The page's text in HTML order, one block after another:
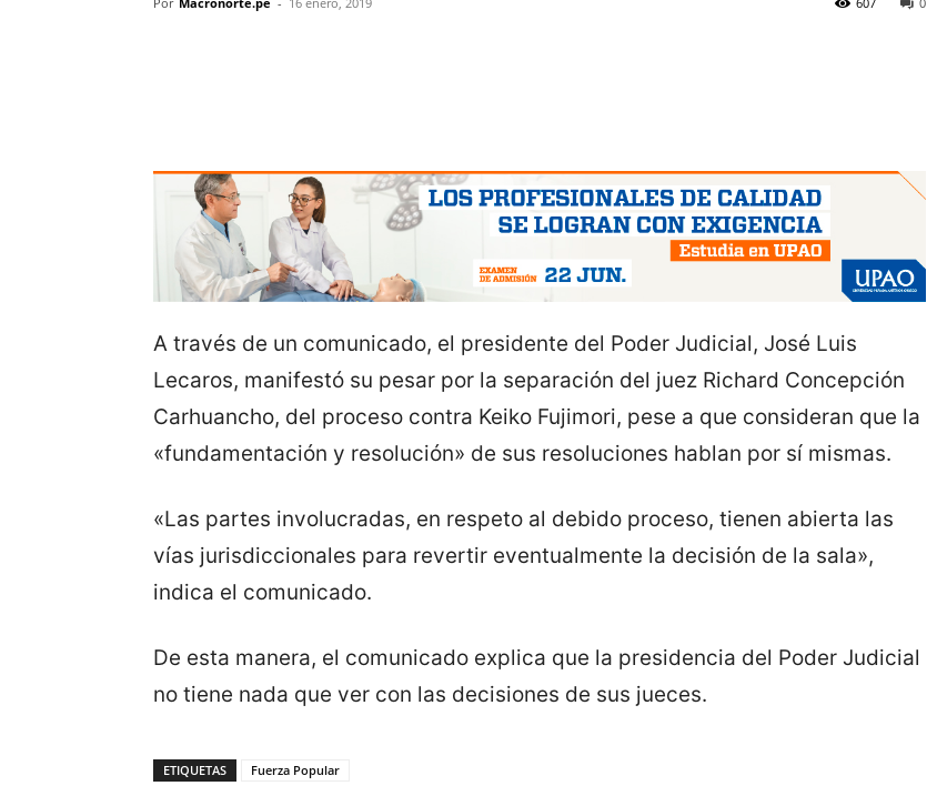
A través de un comunicado, el presidente del Poder Judicial, José Luis
Lecaros, manifestó su pesar por la separación del juez Richard Concepción
Carhuancho, del proceso contra Keiko Fujimori, pese a que consideran que la
«fundamentación y resolución» de sus resoluciones hablan por sí mismas.
«Las partes involucradas, en respeto al debido proceso, tienen abierta las
vías jurisdiccionales para revertir eventualmente la decisión de la sala»,
indica el comunicado.
De esta manera, el comunicado explica que la presidencia del Poder Judicial
no tiene nada que ver con las decisiones de sus jueces.
ETIQUETAS Fuerza Popular